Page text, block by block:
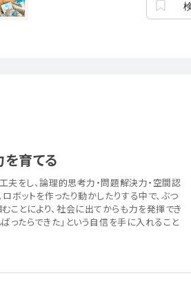
育てる
夫をし、論理的思考力・問題解決力・空間認
ボットを作ったり動かしたりする中で、ぶつ
とにより、社会に出てからも力を発揮でき
ったらできた」という自信を手に入れること